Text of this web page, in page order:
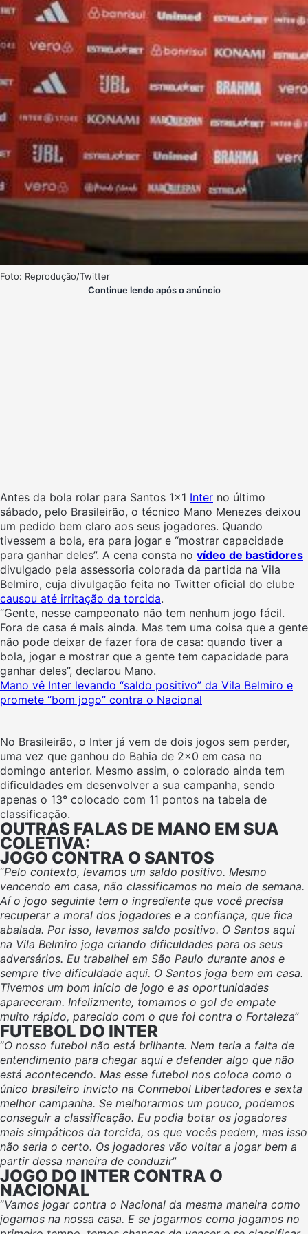
Foto: Reprodução/Twitter
Continue lendo após o anúncio
Antes da bola rolar para Santos 1×1 Inter no último
sábado, pelo Brasileirão, o técnico Mano Menezes deixou
um pedido bem claro aos seus jogadores. Quando
tivessem a bola, era para jogar e “mostrar capacidade
para ganhar deles”. A cena consta no vídeo de bastidores
divulgado pela assessoria colorada da partida na Vila
Belmiro, cuja divulgação feita no Twitter oficial do clube
causou até irritação da torcida.
“Gente, nesse campeonato não tem nenhum jogo fácil.
Fora de casa é mais ainda. Mas tem uma coisa que a gente
não pode deixar de fazer fora de casa: quando tiver a
bola, jogar e mostrar que a gente tem capacidade para
ganhar deles”, declarou Mano.
Mano vê Inter levando “saldo positivo” da Vila Belmiro e
promete “bom jogo” contra o Nacional
No Brasileirão, o Inter já vem de dois jogos sem perder,
uma vez que ganhou do Bahia de 2×0 em casa no
domingo anterior. Mesmo assim, o colorado ainda tem
dificuldades em desenvolver a sua campanha, sendo
apenas o 13° colocado com 11 pontos na tabela de
classificação.
OUTRAS FALAS DE MANO EM SUA
COLETIVA:
JOGO CONTRA O SANTOS
“Pelo contexto, levamos um saldo positivo. Mesmo
vencendo em casa, não classificamos no meio de semana.
Aí o jogo seguinte tem o ingrediente que você precisa
recuperar a moral dos jogadores e a confiança, que fica
abalada. Por isso, levamos saldo positivo. O Santos aqui
na Vila Belmiro joga criando dificuldades para os seus
adversários. Eu trabalhei em São Paulo durante anos e
sempre tive dificuldade aqui. O Santos joga bem em casa.
Tivemos um bom início de jogo e as oportunidades
apareceram. Infelizmente, tomamos o gol de empate
muito rápido, parecido com o que foi contra o Fortaleza”
FUTEBOL DO INTER
“O nosso futebol não está brilhante. Nem teria a falta de
entendimento para chegar aqui e defender algo que não
está acontecendo. Mas esse futebol nos coloca como o
único brasileiro invicto na Conmebol Libertadores e sexta
melhor campanha. Se melhorarmos um pouco, podemos
conseguir a classificação. Eu podia botar os jogadores
mais simpáticos da torcida, os que vocês pedem, mas isso
não seria o certo. Os jogadores vão voltar a jogar bem a
partir dessa maneira de conduzir”
JOGO DO INTER CONTRA O
NACIONAL
“Vamos jogar contra o Nacional da mesma maneira como
jogamos na nossa casa. E se jogarmos como jogamos no